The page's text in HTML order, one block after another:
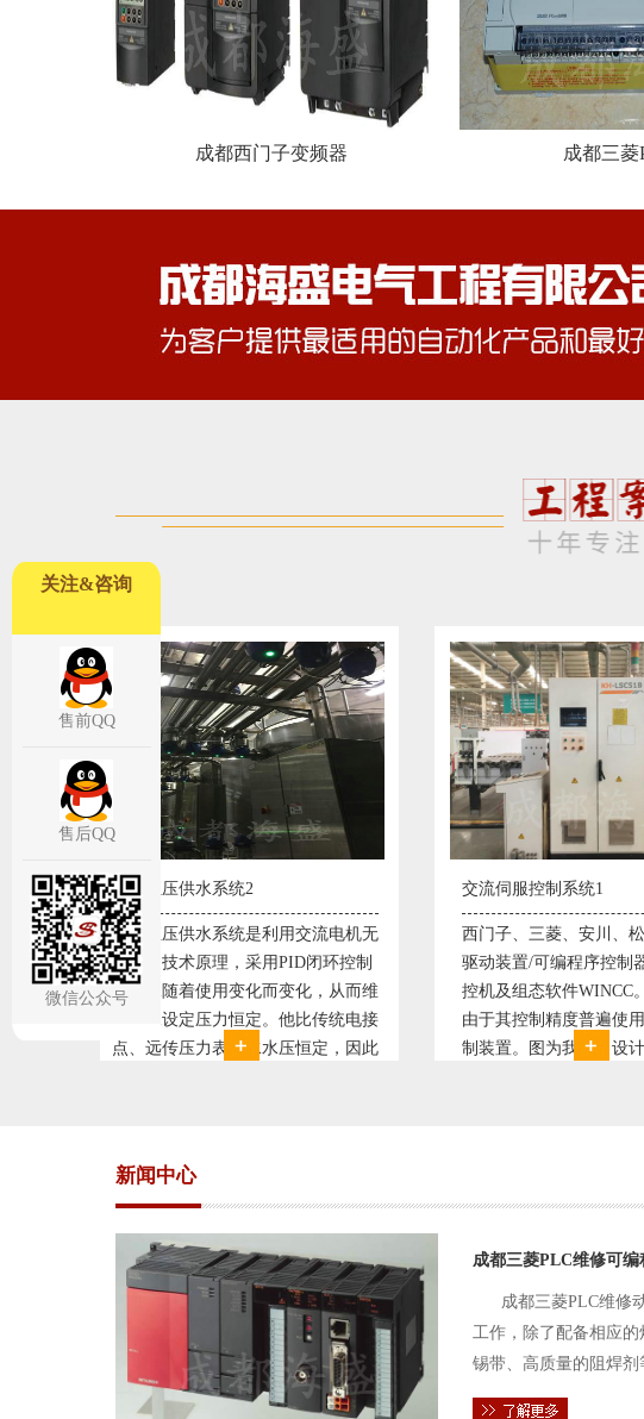
成都西门子变频器 成都三菱
电机无
环控制
从而维
交流伺服控制系统1
西门子、三菱、安川、松下交流伺服
驱动装置/可编程序控制器S7-300/工
控机及组态软件WINCC。机床行业
由于其控制精度普遍使用交流伺服控
制装置。图为我公司设计生产的机床
交流伺服控制系统2
西门子、三菱、安
驱动装置/可编程序
控机及组态软件
由于其控制精度普
制装置。图为我公
新闻中心
成都三菱PLC维修可编
成都三菱PLC维修
工作，除了配备相应
锡带、高质量的阻焊
件的电路及通信电缆。
关注&咨询
售前QQ
售后QQ
微信公众号